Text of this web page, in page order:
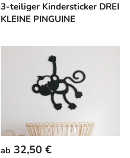
3-teiliger Kindersticker DREI
KLEINE PINGUINE
ab 32,50 €